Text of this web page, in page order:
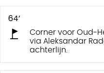
64’
Corner voor Oud-
via Aleksandar
achterlijn.